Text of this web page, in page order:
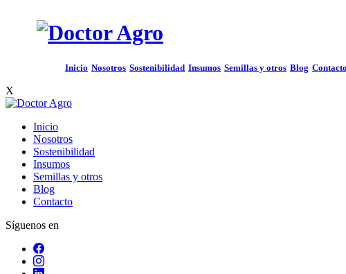
Inicio Nosotros Sostenibilidad Insumos Semillas y otros Blog Contacto
X
Inicio
Nosotros
Sostenibilidad
Insumos
Semillas y otros
Blog
Contacto
Síguenos en